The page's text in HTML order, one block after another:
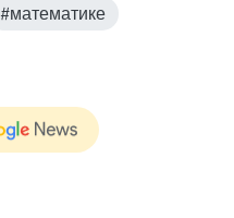
#математике